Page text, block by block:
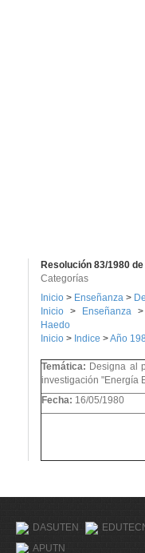
Resolución 83/1980
Categorías
Inicio > Enseñanza >
Inicio > Enseñanza >
Haedo
Inicio > Indice >Año
Temática: Designa al
investigación "Energía
Fecha: 16/05/1980
DASUTEN
APUTN